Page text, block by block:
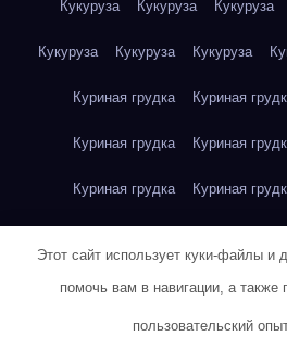
Кукуруза Кукуруза Кукуруза
Кукуруза Кукуруза Кукуруза
Куриная грудка Куриная
Куриная грудка Куриная
Куриная грудка Куриная
Куриное яйцо Куриное яйцо
Этот сайт использует куки-файлы и
помочь вам в навигации, а также
пользовательский